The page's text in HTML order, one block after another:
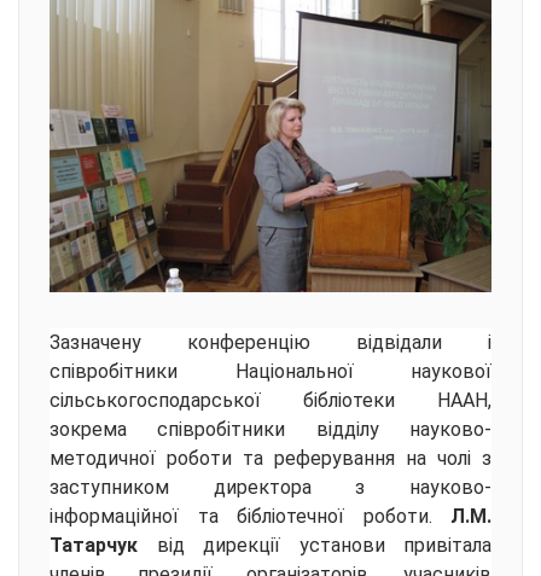
Зазначену конференцію відвідали і
співробітники Національної наукової
сільськогосподарської бібліотеки НААН,
зокрема співробітники відділу науково-
методичної роботи та реферування на чолі з
заступником директора з науково-
інформаційної та бібліотечної роботи. Л.М.
Татарчук від дирекції установи привітала